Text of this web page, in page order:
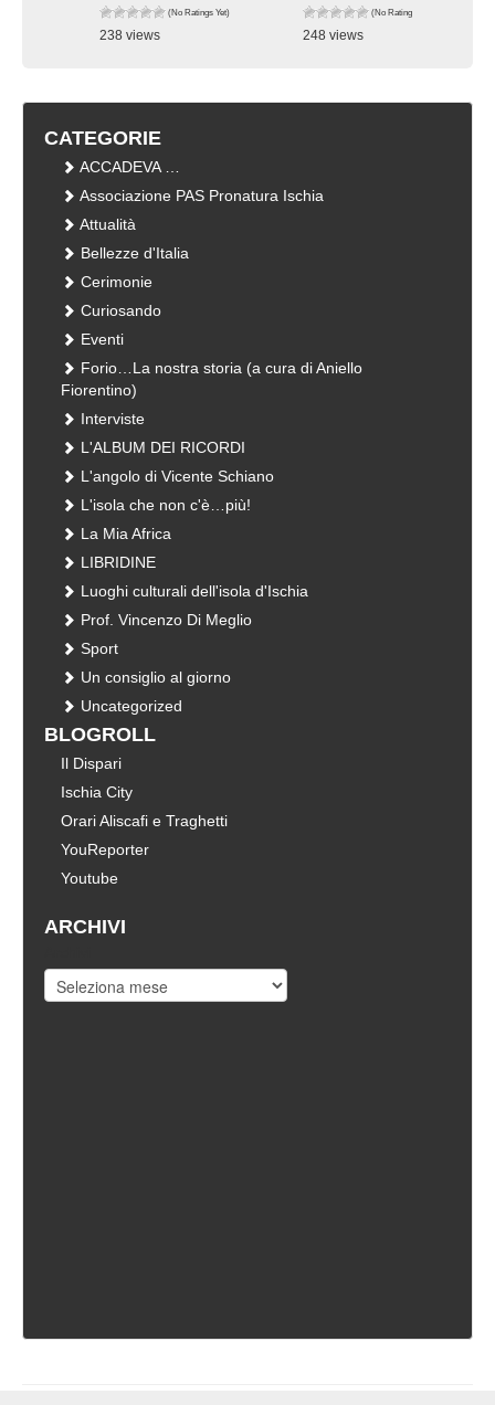
(No Ratings Yet)
238 views
(No Ratings Yet)
248 views
CATEGORIE
ACCADEVA …
Associazione PAS Pronatura Ischia
Attualità
Bellezze d'Italia
Cerimonie
Curiosando
Eventi
Forio…La nostra storia (a cura di Aniello
Fiorentino)
Interviste
L'ALBUM DEI RICORDI
L'angolo di Vicente Schiano
L'isola che non c'è…più!
La Mia Africa
LIBRIDINE
Luoghi culturali dell'isola d'Ischia
Prof. Vincenzo Di Meglio
Sport
Un consiglio al giorno
Uncategorized
BLOGROLL
Il Dispari
Ischia City
Orari Aliscafi e Traghetti
YouReporter
Youtube
ARCHIVI